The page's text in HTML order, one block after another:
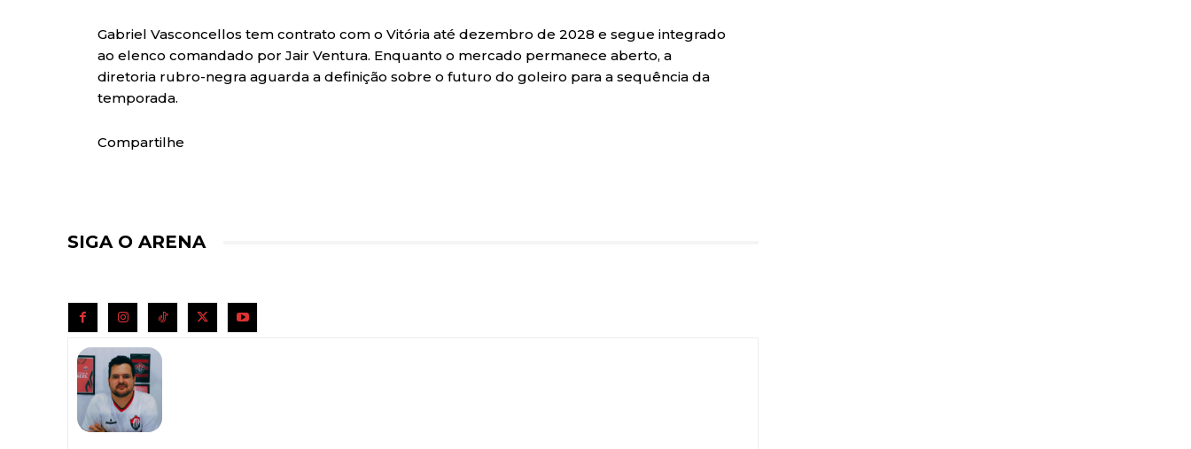
Gabriel Vasconcellos tem contrato com o Vitória até dezembro de 2028 e segue integrado
ao elenco comandado por Jair Ventura. Enquanto o mercado permanece aberto, a
diretoria rubro-negra aguarda a definição sobre o futuro do goleiro para a sequência da
temporada.
Compartilhe
SIGA O ARENA